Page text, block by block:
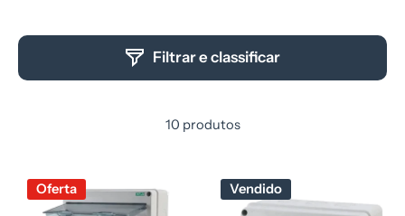
Filtrar e classificar
10 produtos
Oferta Vendido